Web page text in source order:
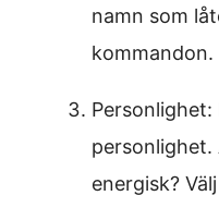
namn som
kommandon.
Personlighet:
personlighet.
energisk?